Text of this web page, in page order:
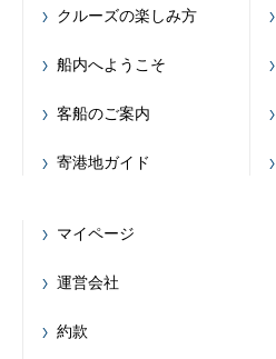
クルーズの楽しみ方
船内へようこそ
客船のご案内
寄港地ガイド
マイページ
運営会社
約款